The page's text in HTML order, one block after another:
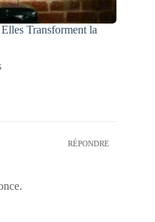
Transforment la
RÉPONDRE